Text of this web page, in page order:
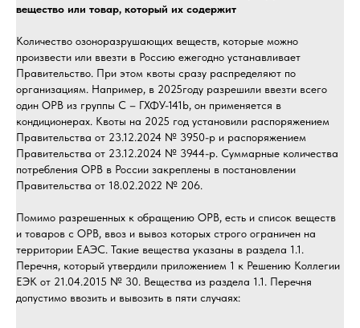
вещество или товар, который их содержит
Количество озоноразрушающих веществ, которые можно
произвести или ввезти в Россию ежегодно устанавливает
Правительство. При этом квоты сразу распределяют по
организациям. Например, в 2025году разрешили ввезти всего
один ОРВ из группы С – ГХФУ-141b, он применяется в
кондиционерах. Квоты на 2025 год установили распоряжением
Правительства от 23.12.2024 № 3950-р и распоряжением
Правительства от 23.12.2024 № 3944-р. Суммарные количества
потребления ОРВ в России закреплены в постановлении
Правительства от 18.02.2022 № 206.
Помимо разрешенных к обращению ОРВ, есть и список веществ
и товаров с ОРВ, ввоз и вывоз которых строго ограничен на
территории ЕАЭС. Такие вещества указаны в раздела 1.1.
Перечня, который утвердили приложением 1 к Решению Коллегии
ЕЭК от 21.04.2015 № 30. Вещества из раздела 1.1. Перечня
допустимо ввозить и вывозить в пяти случаях: